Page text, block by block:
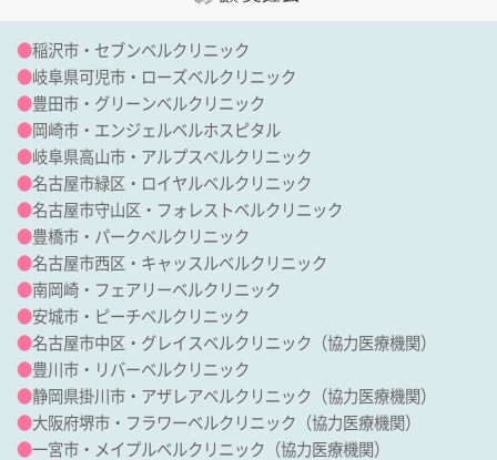
●稲沢市・セブンベルクリニック
●岐阜県可児市・ローズベルクリニック
●豊田市・グリーンベルクリニック
● 岡崎市・エンジェルベルホスピタル
●岐阜県高山市・アルプスベルクリニック
●名古屋市緑区・ロイヤルベルクリニック
●名古屋市守山区・フォレストベルクリニック
●豊橋市・パークベルクリニック
●名古屋市西区・キャッスルベルクリニック
●南岡崎・フェアリーベルクリニック
●安城市・ピーチベルクリニック
●名古屋市中区・グレイスベルクリニック（協力医療機関）
●豊川市・リバーベルクリニック
●静岡県掛川市・アザレアベルクリニック（協力医療機関）
●大阪府堺市・フラワーベルクリニック（協力医療機関）
●一宮市・メイプルベルクリニック（協力医療機関）